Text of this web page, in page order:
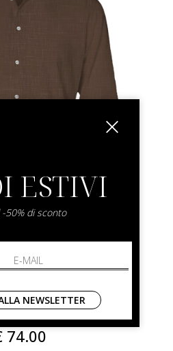
74.00
ESTIVI
-50% di sconto
NEWSLETTER